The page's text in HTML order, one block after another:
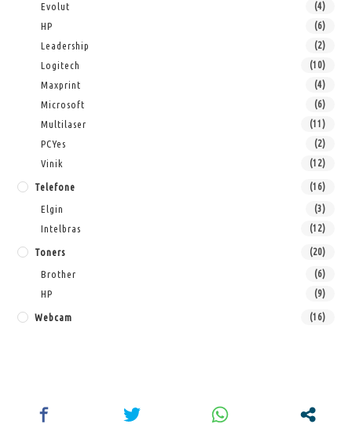
Evolut (4)
HP (6)
Leadership (2)
Logitech (10)
Maxprint (4)
Microsoft (6)
Multilaser (11)
PCYes (2)
Vinik (12)
Telefone (16)
Elgin (3)
Intelbras (12)
Toners (20)
Brother (6)
HP (9)
Webcam (16)